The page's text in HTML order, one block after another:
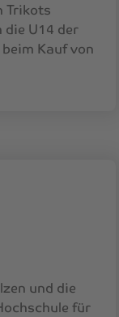
Trikots
U14 der
Kauf von
und die
für